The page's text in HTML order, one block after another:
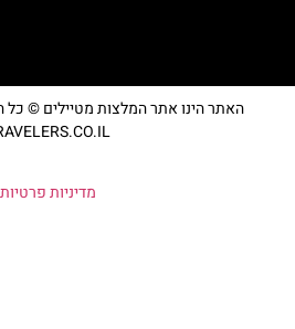
האתר הינו אתר המלצות מטיילים © כל
מדיניות פרטיות